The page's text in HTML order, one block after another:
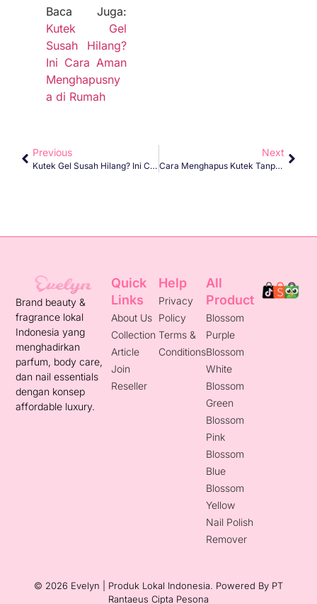
Baca Juga:
Kutek Gel
Susah Hilang?
Ini Cara Aman
Menghapusny
a di Rumah
Previous
Kutek Gel Susah Hilang? Ini Cara Aman Menghapusnya Di Rumah
Next
Cara Menghapus Kutek Tanpa Bikin Kuku Menguning
Brand beauty &
fragrance lokal
Indonesia yang
menghadirkan
parfum, body care,
dan nail essentials
dengan konsep
affordable luxury.
Quick
Links
About Us
Collection
Article
Join
Reseller
Help
Privacy
Policy
Terms &
Conditions
All
Product
Blossom
Purple
Blossom
White
Blossom
Green
Blossom
Pink
Blossom
Blue
Blossom
Yellow
Nail Polish
Remover
© 2026 Evelyn | Produk Lokal Indonesia. Powered By PT
Rantaeus Cipta Pesona